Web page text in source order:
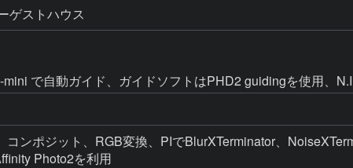
ゲストハウス
で自動ガイド、ガイドソフトはPHD2 guidingを使用、
ンポジット、RGB変換、PIでBlurXTerminator、
Photo2を利用